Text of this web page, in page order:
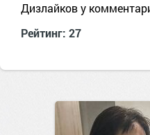
Дизлайков у
Рейтинг: 27